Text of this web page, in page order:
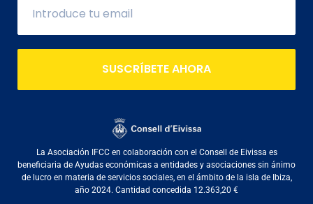
SUSCRÍBETE AHORA
La Asociación IFCC en colaboración con el Consell de Eivissa es
beneficiaria de Ayudas económicas a entidades y asociaciones sin ánimo
de lucro en materia de servicios sociales, en el ámbito de la isla de Ibiza,
año 2024. Cantidad concedida 12.363,20 €